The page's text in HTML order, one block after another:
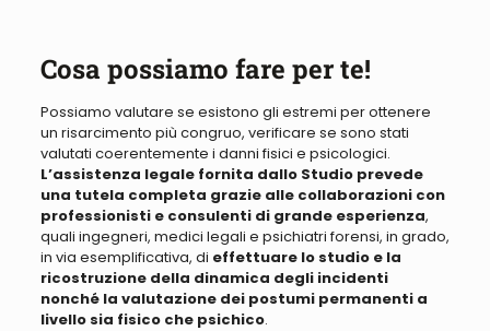
Cosa possiamo fare per te!
Possiamo valutare se esistono gli estremi per ottenere
un risarcimento più congruo, verificare se sono stati
valutati coerentemente i danni fisici e psicologici.
L’assistenza legale fornita dallo Studio prevede
una tutela completa grazie alle collaborazioni con
professionisti e consulenti di grande esperienza,
quali ingegneri, medici legali e psichiatri forensi, in grado,
in via esemplificativa, di effettuare lo studio e la
ricostruzione della dinamica degli incidenti
nonché la valutazione dei postumi permanenti a
livello sia fisico che psichico.